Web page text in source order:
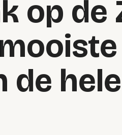
op de
de hele